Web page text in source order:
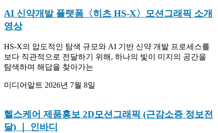
AI 신약개발 플랫폼〈히츠 HS-X〉모션그래픽 소개
영상
HS-X의 압도적인 탐색 규모와 AI 기반 신약 개발 프로세스를
보다 직관적으로 전달하기 위해, 하나의 빛이 미지의 공간을
탐색하며 해답을 찾아가는
미디어알트 2026년 7월 8일
헬스케어 제품홍보 2D모션그래픽 (근감소증 정보전
달) ｜ 인바디